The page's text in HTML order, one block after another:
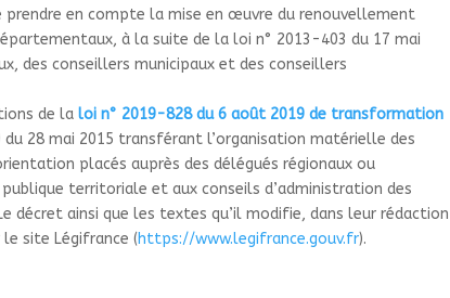
en compte la mise en œuvre du renouvellement
à la suite de la loi n° 2013-403 du 17 mai
des conseillers municipaux et des conseillers
de laloi n° 2019-828 du 6 août 2019 de transformation
du 28 mai 2015 transférant l’organisation matérielle des
placés auprès des délégués régionaux ou
territoriale et aux conseils d’administration des
ainsi que les textes qu’il modifie, dans leur rédaction
site Légifrance (https://www.legifrance.gouv.fr).